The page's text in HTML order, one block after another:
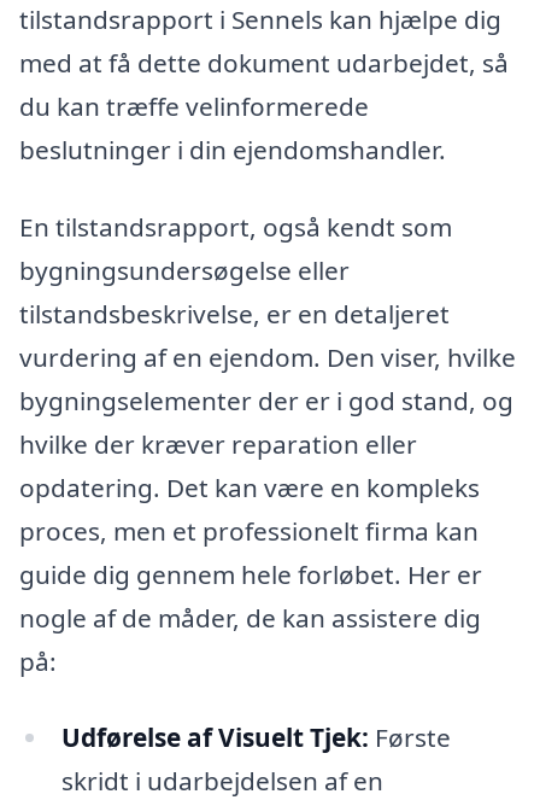
tilstandsrapport i Sennels kan hjælpe dig
med at få dette dokument udarbejdet, så
du kan træffe velinformerede
beslutninger i din ejendomshandler.
En tilstandsrapport, også kendt som
bygningsundersøgelse eller
tilstandsbeskrivelse, er en detaljeret
vurdering af en ejendom. Den viser, hvilke
bygningselementer der er i god stand, og
hvilke der kræver reparation eller
opdatering. Det kan være en kompleks
proces, men et professionelt firma kan
guide dig gennem hele forløbet. Her er
nogle af de måder, de kan assistere dig
på:
Udførelse af Visuelt Tjek: Første
skridt i udarbejdelsen af en